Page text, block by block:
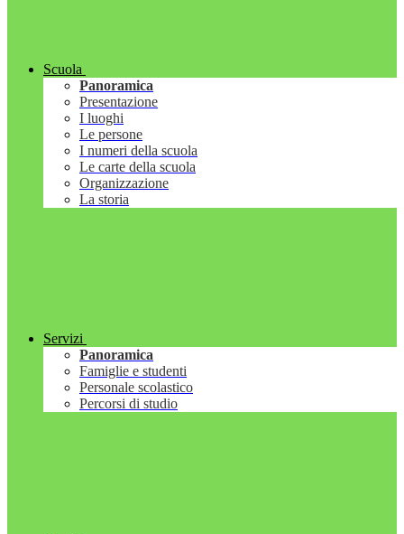
Scuola
Panoramica
Presentazione
I luoghi
Le persone
I numeri della scuola
Le carte della scuola
Organizzazione
La storia
Servizi
Panoramica
Famiglie e studenti
Personale scolastico
Percorsi di studio